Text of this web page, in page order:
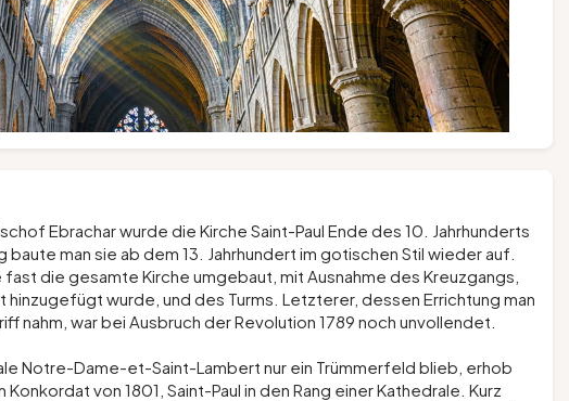
Ebrachar wurde die Kirche Saint-Paul Ende des 10. Jahrhunderts
man sie ab dem 13. Jahrhundert im gotischen Stil wieder auf.
die gesamte Kirche umgebaut, mit Ausnahme des Kreuzgangs,
hinzugefügt wurde, und des Turms. Letzterer, dessen Errichtung man
nahm, war bei Ausbruch der Revolution 1789 noch unvollendet.
Notre-Dame-et-Saint-Lambert nur ein Trümmerfeld blieb, erhob
von 1801, Saint-Paul in den Rang einer Kathedrale. Kurz